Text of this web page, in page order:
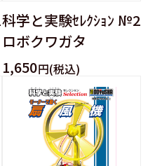
科学と実験ｾﾚｸｼｮﾝ №2
ロボクワガタ
1,650円(税込)